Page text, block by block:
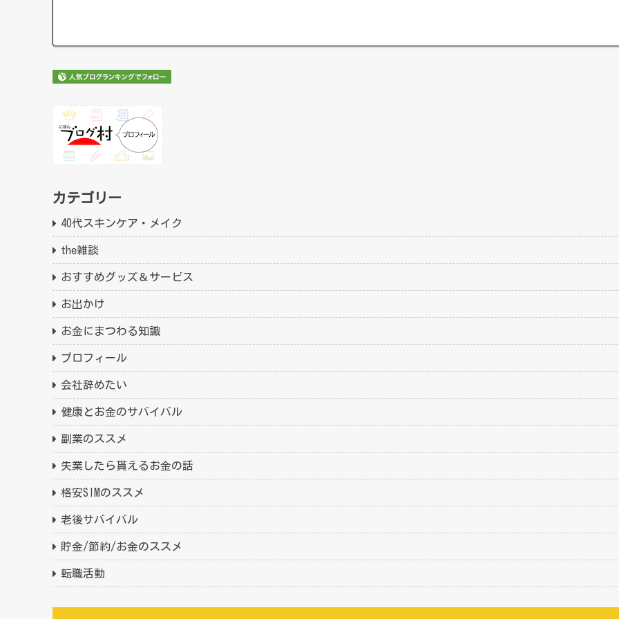
カテゴリー
40代スキンケア・メイク
the雑談
おすすめグッズ＆サービス
お出かけ
お金にまつわる知識
プロフィール
会社辞めたい
健康とお金のサバイバル
副業のススメ
失業したら貰えるお金の話
格安SIMのススメ
老後サバイバル
貯金/節約/お金のススメ
転職活動